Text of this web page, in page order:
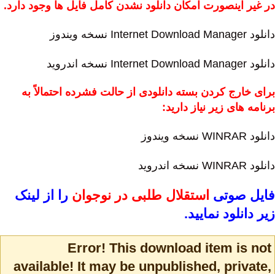
در غیر اینصورت امکان دانلود نشدن کامل فایل ها وجود دارد.
دانلود Internet Download Manager نسخه ویندوز
دانلود Internet Download Manager نسخه اندروید
برای خارج کردن بسته دانلودی از حالت فشرده احتمالاً به
برنامه های زیر نیاز دارید:
دانلود WINRAR نسخه ویندوز
دانلود WINRAR نسخه اندروید
فایل صوتی استقلال طلبی در نوجوان را از لینک
زیر دانلود نمایید.
Error! This download item is not
available! It may be unpublished, private,